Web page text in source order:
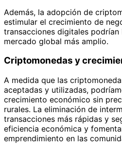
Además, la adopción de
estimular el crecimiento de
transacciones digitales
mercado global más amplio.
Criptomonedas y
A medida que las
aceptadas y utilizadas,
crecimiento económico sin
rurales. La eliminación de
transacciones más rápidas y
eficiencia económica y
emprendimiento en las